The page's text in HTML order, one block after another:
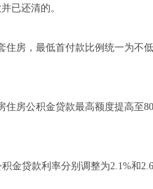
已还清的。
房，最低首付款比例统一为不
房公积金贷款最高额度提高至
贷款利率分别调整为2.1%和